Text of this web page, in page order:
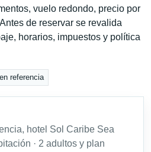
vuelo redondo, precio por
de reservar se revalida
horarios, impuestos y política
referencia
hotel Sol Caribe Sea
· 2 adultos y plan